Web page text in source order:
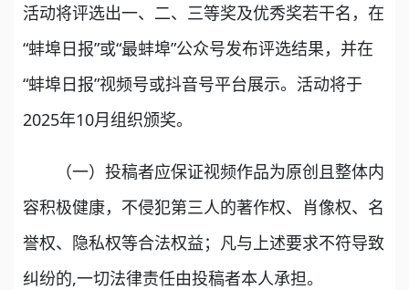
活动将评选出一、二、三等奖及优秀奖若干名，在
“蚌埠日报”或“最蚌埠”公众号发布评选结果，并在
“蚌埠日报”视频号或抖音号平台展示。活动将于
2025年10月组织颁奖。
（一）投稿者应保证视频作品为原创且整体内
容积极健康，不侵犯第三人的著作权、肖像权、名
誉权、隐私权等合法权益；凡与上述要求不符导致
纠纷的,一切法律责任由投稿者本人承担。